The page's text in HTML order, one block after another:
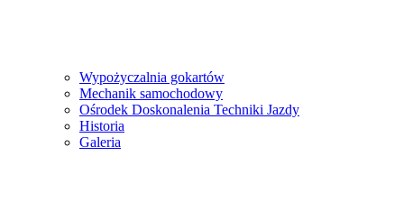
Wypożyczalnia gokartów
Mechanik samochodowy
Ośrodek Doskonalenia Techniki Jazdy
Historia
Galeria